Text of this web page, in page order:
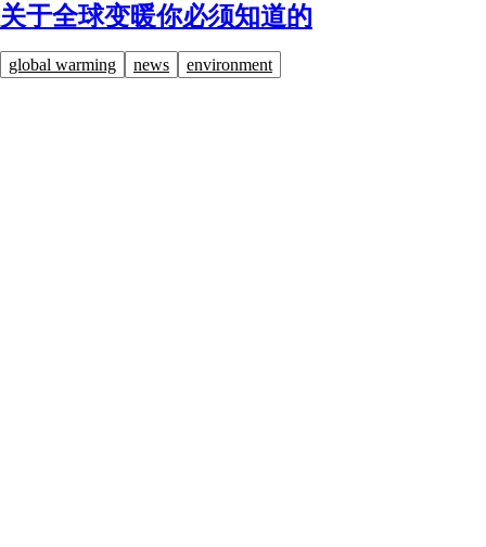
关于全球变暖你必须知道的
global warming news environment